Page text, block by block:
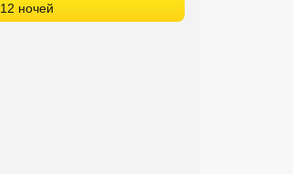
12 ночей